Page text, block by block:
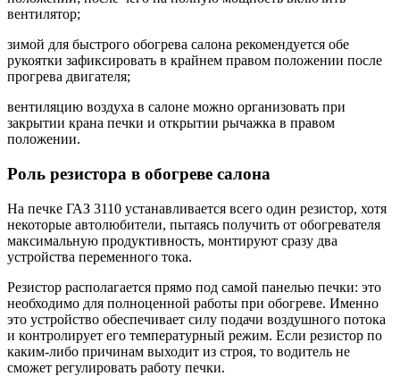
вентилятор;
зимой для быстрого обогрева салона рекомендуется обе
рукоятки зафиксировать в крайнем правом положении после
прогрева двигателя;
вентиляцию воздуха в салоне можно организовать при
закрытии крана печки и открытии рычажка в правом
положении.
Роль резистора в обогреве салона
На печке ГАЗ 3110 устанавливается всего один резистор, хотя
некоторые автолюбители, пытаясь получить от обогревателя
максимальную продуктивность, монтируют сразу два
устройства переменного тока.
Резистор располагается прямо под самой панелью печки: это
необходимо для полноценной работы при обогреве. Именно
это устройство обеспечивает силу подачи воздушного потока
и контролирует его температурный режим. Если резистор по
каким-либо причинам выходит из строя, то водитель не
сможет регулировать работу печки.